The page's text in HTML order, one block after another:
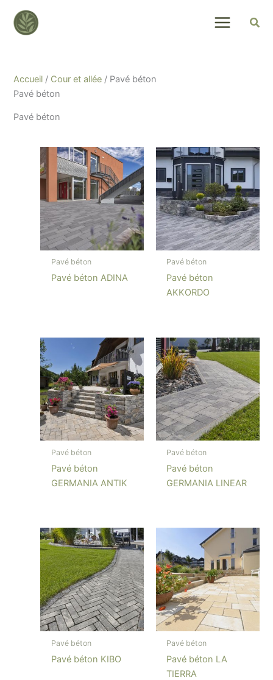
content
Accueil / Cour et allée / Pavé béton
Pavé béton
Pavé béton
Pavé béton
Pavé béton ADINA
Pavé béton
Pavé béton
AKKORDO
Pavé béton
Pavé béton
GERMANIA ANTIK
Pavé béton
Pavé béton
GERMANIA LINEAR
Pavé béton
Pavé béton KIBO
Pavé béton
Pavé béton LA
TIERRA